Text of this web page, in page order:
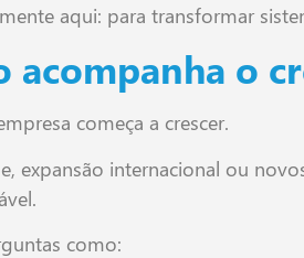
aqui: para transformar
acompanha o
começa a crescer.
expansão internacional ou
como: